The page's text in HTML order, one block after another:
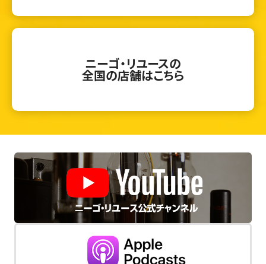
ニーゴ・リユースの
全国の店舗はこちら